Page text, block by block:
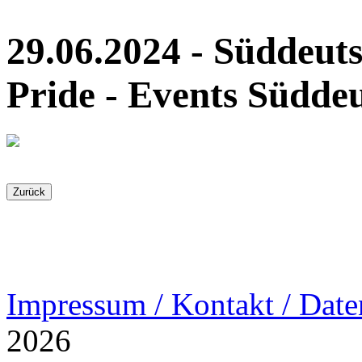
29.06.2024 -
Pride - Events
Impressum / Kontakt /
2026